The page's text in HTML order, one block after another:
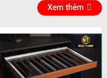
Xem thêm